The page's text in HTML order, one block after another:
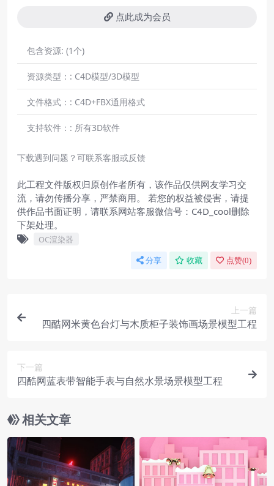
点此成为会员
包含资源: (1个)
资源类型：: C4D模型/3D模型
文件格式：: C4D+FBX通用格式
支持软件：: 所有3D软件
下载遇到问题？可联系客服或反馈
此工程文件版权归原创作者所有，该作品仅供网友学习交
流，请勿传播分享，严禁商用。 若您的权益被侵害，请提
供作品书面证明，请联系网站客服微信号：C4D_cool删除
下架处理。
OC渲染器
分享 收藏 点赞(0)
上一篇
四酷网米黄色台灯与木质柜子装饰画场景模型工程
下一篇
四酷网蓝表带智能手表与自然水景场景模型工程
相关文章